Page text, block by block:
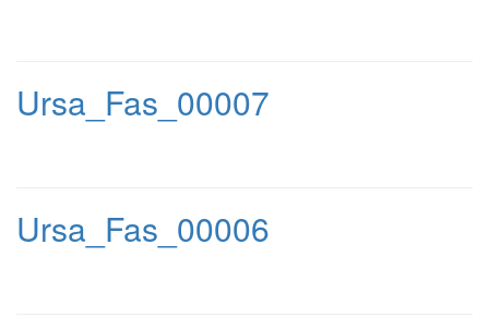
Ursa_Fas_00007
Ursa_Fas_00006